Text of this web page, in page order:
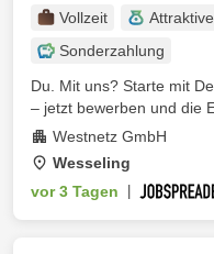
Vollzeit
Sonderzahlung
Du. Mit uns? Starte mit
– jetzt bewerben und die
Westnetz GmbH
Wesseling
vor 3 Tagen